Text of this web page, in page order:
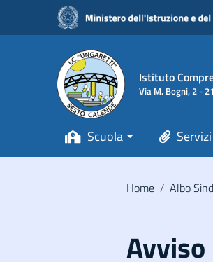
Vai ai contenuti
Vai al menu di navigazione
Vai al footer
Istituto
Via M. Bogni, 2 -
Scuola Servizi
Home / Albo
Avviso